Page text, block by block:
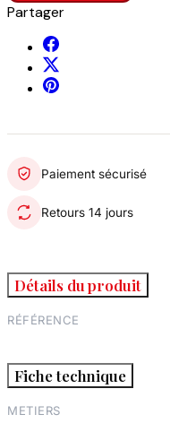
Partager
Paiement sécurisé
Retours 14 jours
Détails du produit
RÉFÉRENCE
Fiche technique
METIERS